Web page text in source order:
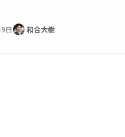
日 和合大樹